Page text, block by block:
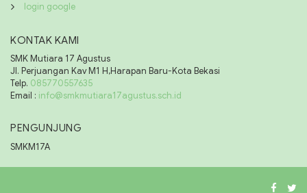
login google
KONTAK KAMI
SMK Mutiara 17 Agustus
Jl. Perjuangan Kav M1 H,Harapan Baru-Kota Bekasi
Telp. 085770557635
Email : info@smkmutiara17agustus.sch.id
PENGUNJUNG
SMKM17A